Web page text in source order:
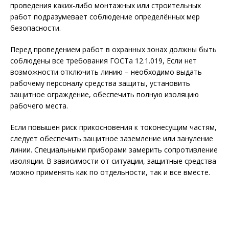
проведения каких-либо монтажных или строительных
работ подразумевает соблюдение определённых мер
безопасности.
Перед проведением работ в охранных зонах должны быть
соблюдены все требования ГОСТа 12.1.019, Если нет
возможности отключить линию – необходимо выдать
рабочему персоналу средства защиты, установить
защитное ограждение, обеспечить полную изоляцию
рабочего места.
Если повышен риск прикосновения к токонесущим частям,
следует обеспечить защитное заземление или зануление
линии. Специальными приборами замерить сопротивление
изоляции. В зависимости от ситуации, защитные средства
можно применять как по отдельности, так и все вместе.